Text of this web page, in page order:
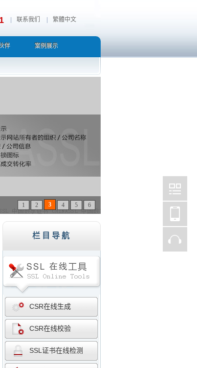
联系我们 繁體中文
伴 案例展示
Thawte、GlobalSign,服务器证书,256
1 2 3 4 5 6
栏目导航
CSR在线生成
CSR在线校验
SSL证书在线检测